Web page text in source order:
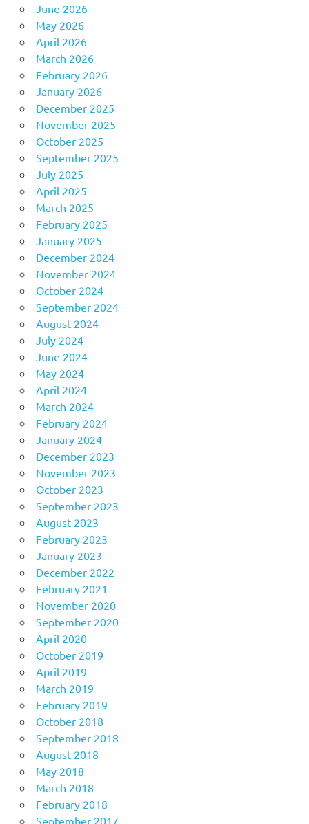
June 2026
May 2026
April 2026
March 2026
February 2026
January 2026
December 2025
November 2025
October 2025
September 2025
July 2025
April 2025
March 2025
February 2025
January 2025
December 2024
November 2024
October 2024
September 2024
August 2024
July 2024
June 2024
May 2024
April 2024
March 2024
February 2024
January 2024
December 2023
November 2023
October 2023
September 2023
August 2023
February 2023
January 2023
December 2022
February 2021
November 2020
September 2020
April 2020
October 2019
April 2019
March 2019
February 2019
October 2018
September 2018
August 2018
May 2018
March 2018
February 2018
September 2017